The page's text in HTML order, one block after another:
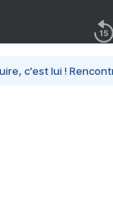
c'est lui !